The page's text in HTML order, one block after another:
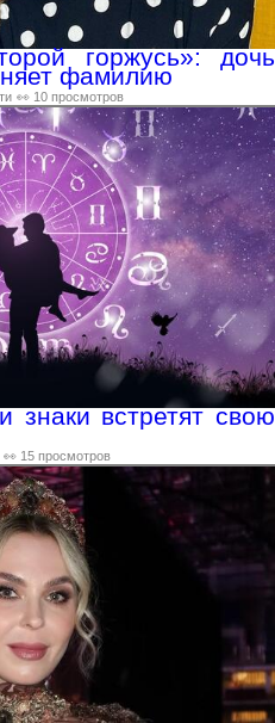
горжусь»: дочь
фамилию
👀 10 просмотров
знаки встретят свою
👀 15 просмотров